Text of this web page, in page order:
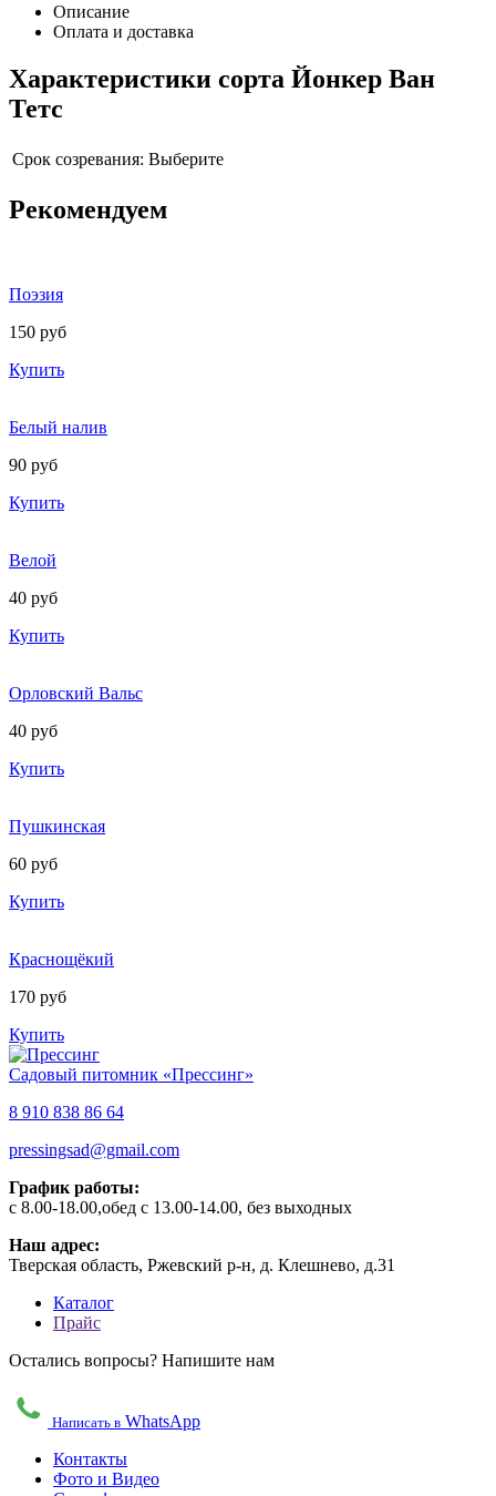
Описание
Оплата и доставка
Характеристики сорта Йонкер Ван
Тетс
Срок созревания: Выберите
Рекомендуем
Поэзия
150 руб
Купить
Белый налив
90 руб
Купить
Велой
40 руб
Купить
Орловский Вальс
40 руб
Купить
Пушкинская
60 руб
Купить
Краснощёкий
170 руб
Купить
Садовый питомник «Прессинг»
8 910 838 86 64
pressingsad@gmail.com
График работы:
с 8.00-18.00,обед с 13.00-14.00, без выходных
Наш адрес:
Тверская область, Ржевский р-н, д. Клешнево, д.31
Каталог
Прайс
Остались вопросы? Напишите нам
Написать в WhatsApp
Контакты
Фото и Видео